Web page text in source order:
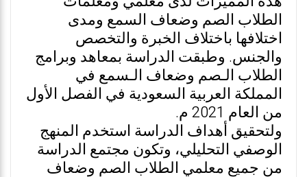
الطلاب الصم وضعاف السمع ومدى
اختلافها باختلاف الخبرة والتخصص
والجنس. وطبقت الدراسة بمعاهد وبرامج
الطلاب الـصم وضعاف الـسمع في
المملكة العربية السعودية في الفصل الأول
من العام 2021 م.
ولتحقيق أهداف الدراسة استخدم المنهج
الوصفي التحليلي، وتكون مجتمع الدراسة
من جميع معلمي الطلاب الصم وضعاف